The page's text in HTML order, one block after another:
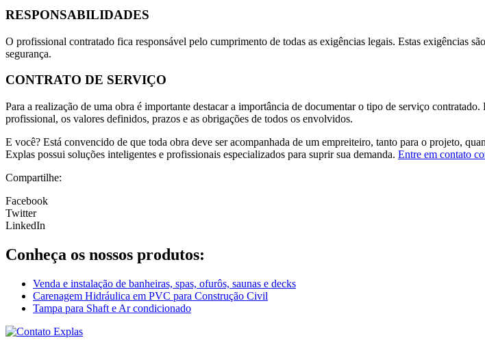
RESPONSABILIDADES
O profissional contratado fica responsável pelo cumprimento de todas as exigências legais. Estas exigências
segurança.
CONTRATO DE SERVIÇO
Para a realização de uma obra é importante destacar a importância de documentar o tipo de serviço
profissional, os valores definidos, prazos e as obrigações de todos os envolvidos.
E você? Está convencido de que toda obra deve ser acompanhada de um empreiteiro, tanto para o projeto,
Explas possui soluções inteligentes e profissionais especializados para suprir sua demanda. Entre em contato
Compartilhe:
Facebook
Twitter
LinkedIn
Conheça os nossos produtos:
Venda e instalação de banheiras, spas, ofurôs, saunas e decks
Carenagem Hidráulica em PVC para Construção Civil
Tampa para Shaft e Ar condicionado